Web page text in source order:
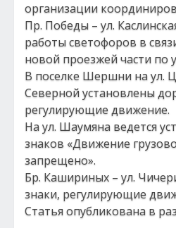
организации
Пр. Победы – ул.
работы светофоров в
новой проезжей части по
В поселке Шершни на ул.
Северной установлены
регулирующие движение.
На ул. Шаумяна ведется
знаков «Движение
запрещено».
Бр. Кашириных – ул.
знаки, регулирующие
Статья опубликована в